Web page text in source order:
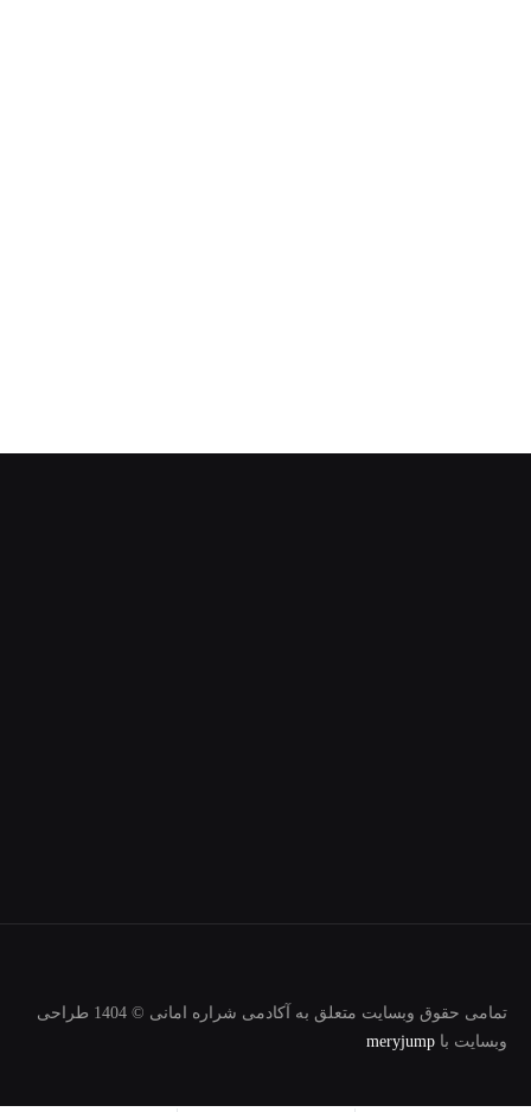
تمامی حقوق وبسایت متعلق به آکادمی شراره امانی © 1404 طراحی
وبسایت با meryjump